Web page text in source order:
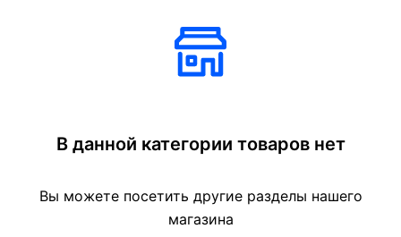
В данной категории товаров нет
Вы можете посетить другие разделы нашего
магазина